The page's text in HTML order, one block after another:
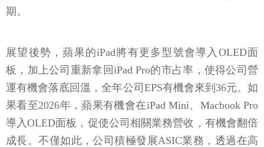
期。
展望後勢，蘋果的iPad將有更多型號會導入OLED面
板，加上公司重新拿回iPad Pro的市占率，使得公司營
運有機會落底回溫，全年公司EPS有機會來到36元。如
果看至2026年，蘋果有機會在iPad Mini、Macbook Pro
導入OLED面板，促使公司相關業務營收，有機會翻倍
成長。不僅如此，公司積極發展ASIC業務，透過在高